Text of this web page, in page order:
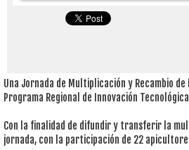
Una Jornada de Multiplicación y Recambio
Programa Regional de Innovación
Con la finalidad de difundir y transferir la
jornada, con la participación de 22